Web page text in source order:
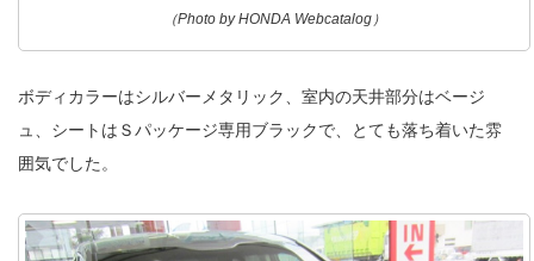
（Photo by HONDA Webcatalog）
ボディカラーはシルバーメタリック、室内の天井部分はベージ
ュ、シートはＳパッケージ専用ブラックで、とても落ち着いた雰
囲気でした。